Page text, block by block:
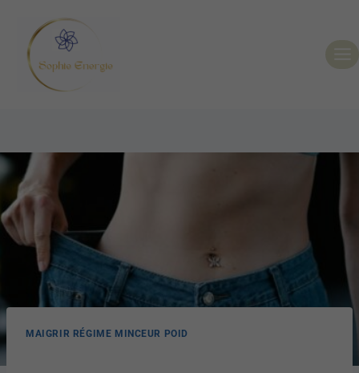
MAIGRIR RÉGIME MINCEUR POID